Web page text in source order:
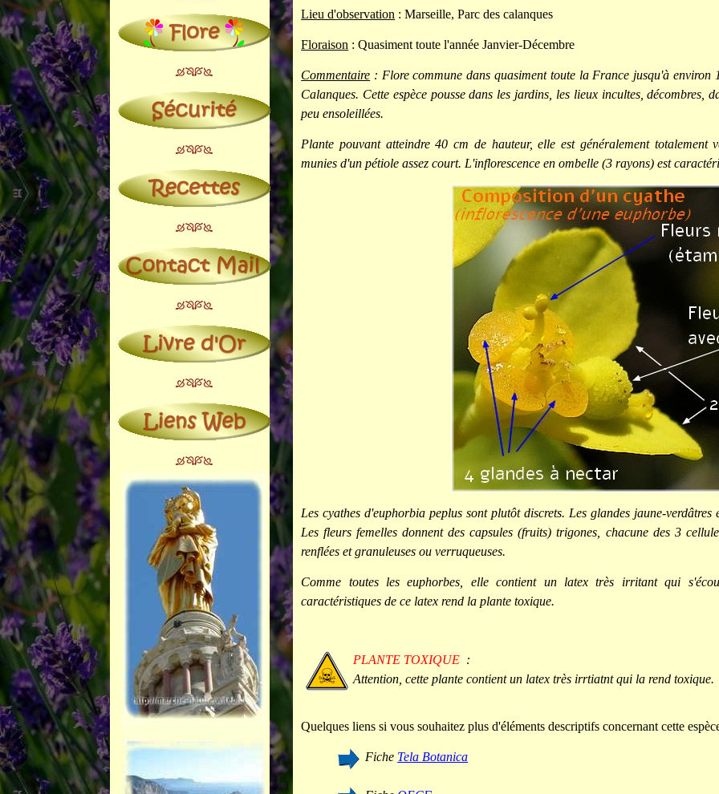
Lieu d'observation : Marseille, Parc des calanques
Floraison : Quasiment toute l'année Janvier-Décembre
Commentaire : Flore commune dans quasiment toute la France jusqu'à environ
Calanques. Cette espèce pousse dans les jardins, les lieux incultes, décombres,
peu ensoleillées.
Plante pouvant atteindre 40 cm de hauteur, elle est généralement totalement
munies d'un pétiole assez court. L'inflorescence en ombelle (3 rayons) est
Les cyathes d'euphorbia peplus sont plutôt discrets. Les glandes jaune-
Les fleurs femelles donnent des capsules (fruits) trigones, chacune des 3
renflées et granuleuses ou verruqueuses.
Comme toutes les euphorbes, elle contient un latex très irritant qui
caractéristiques de ce latex rend la plante toxique.
PLANTE TOXIQUE :
Attention, cette plante contient un latex très irrtiatnt qui la rend toxique.
Quelques liens si vous souhaitez plus d'éléments descriptifs concernant cette
Fiche Tela Botanica